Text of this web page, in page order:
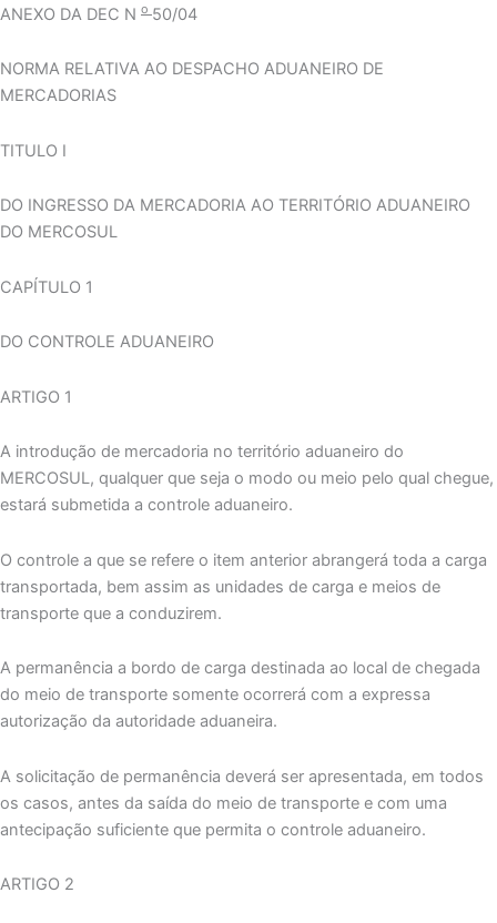
ANEXO DA DEC N o 50/04
NORMA RELATIVA AO DESPACHO ADUANEIRO DE
MERCADORIAS
TITULO I
DO INGRESSO DA MERCADORIA AO TERRITÓRIO ADUANEIRO
DO MERCOSUL
CAPÍTULO 1
DO CONTROLE ADUANEIRO
ARTIGO 1
A introdução de mercadoria no território aduaneiro do
MERCOSUL, qualquer que seja o modo ou meio pelo qual chegue,
estará submetida a controle aduaneiro.
O controle a que se refere o item anterior abrangerá toda a carga
transportada, bem assim as unidades de carga e meios de
transporte que a conduzirem.
A permanência a bordo de carga destinada ao local de chegada
do meio de transporte somente ocorrerá com a expressa
autorização da autoridade aduaneira.
A solicitação de permanência deverá ser apresentada, em todos
os casos, antes da saída do meio de transporte e com uma
antecipação suficiente que permita o controle aduaneiro.
ARTIGO 2